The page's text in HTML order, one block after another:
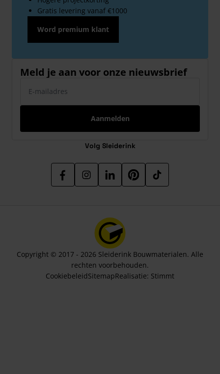
Gratis levering vanaf €1000
Word premium klant
Meld je aan voor onze nieuwsbrief
Aanmelden
Volg Sleiderink
Copyright © 2017 - 2026 Sleiderink Bouwmaterialen. Alle
rechten voorbehouden.
CookiebeleidSitemapRealisatie: Stimmt